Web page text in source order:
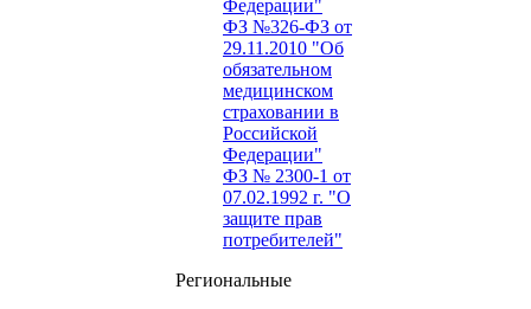
Федерации"
ФЗ №326-ФЗ от
29.11.2010 "Об
обязательном
медицинском
страховании в
Российской
Федерации"
ФЗ № 2300-1 от
07.02.1992 г. "О
защите прав
потребителей"
Региональные